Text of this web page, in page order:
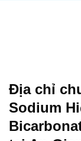
Địa chỉ
Sodium